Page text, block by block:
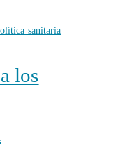
sanitaria
los